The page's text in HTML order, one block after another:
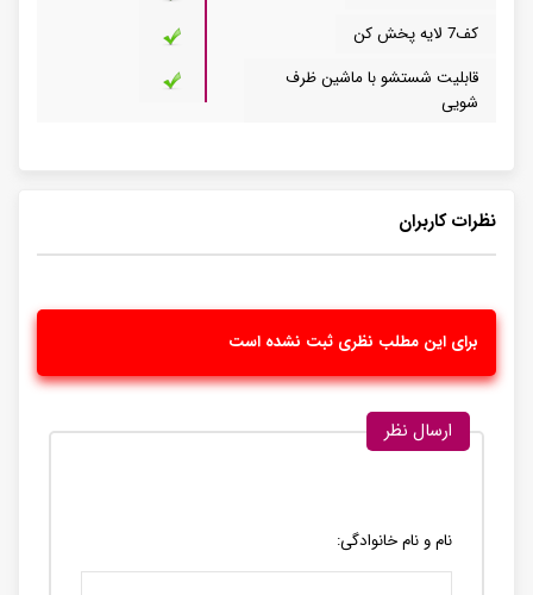
کف7 لایه پخش کن
قابلیت شستشو با ماشین ظرف
شویی
نظرات کاربران
برای این مطلب نظری ثبت نشده است
ارسال نظر
نام و نام خانوادگی: